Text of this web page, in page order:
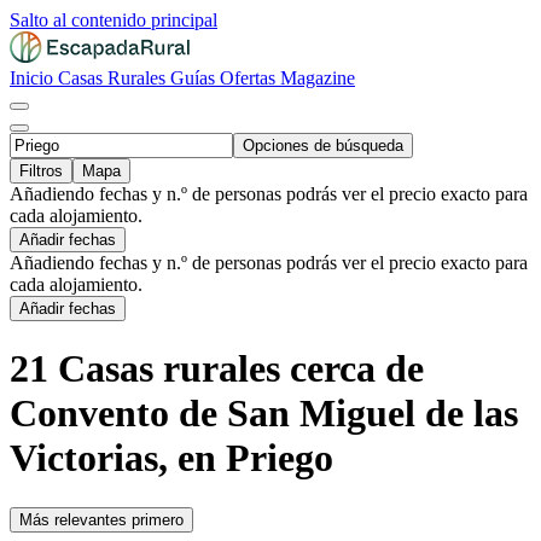
Salto al contenido principal
Inicio Casas Rurales Guías Ofertas Magazine
Opciones de búsqueda
Filtros
Mapa
Añadiendo fechas y n.º de personas podrás ver el precio exacto para
cada alojamiento.
Añadir fechas
Añadiendo fechas y n.º de personas podrás ver el precio exacto para
cada alojamiento.
Añadir fechas
21 Casas rurales cerca de
Convento de San Miguel de las
Victorias, en Priego
Más relevantes primero